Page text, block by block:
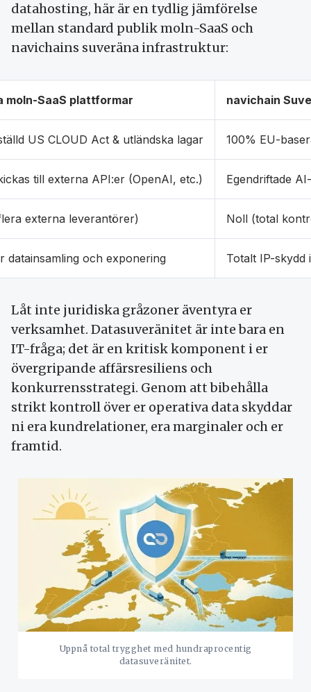
datahosting, här är en tydlig jämförelse
mellan standard publik moln-SaaS och
navichains suveräna infrastruktur:
moln-SaaS plattformar navichain
US CLOUD Act & utländska lagar 100% EU-
till externa API:er (OpenAI, etc.) Egendriftade
externa leverantörer) Noll (total
datainsamling och exponering Totalt IP-skydd
Låt inte juridiska gråzoner äventyra er
verksamhet. Datasuveränitet är inte bara en
IT-fråga; det är en kritisk komponent i er
övergripande affärsresiliens och
konkurrensstrategi. Genom att bibehålla
strikt kontroll över er operativa data skyddar
ni era kundrelationer, era marginaler och er
framtid.
Uppnå total trygghet med hundraprocentig
datasuveränitet.